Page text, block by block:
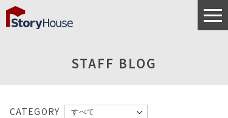
STAFF BLOG
CATEGORY